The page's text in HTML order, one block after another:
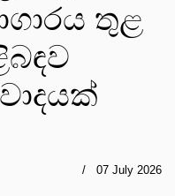
තුළ
07 July 2026